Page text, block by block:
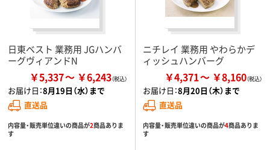
日東ベスト 業務用 JGハンバ
ーグヴィアンドN
￥5,337 ￥6,243
お届け日：8月19日（水）まで
直送品
内容量・販売単位違いの商品が2商品ありま
す
ニチレイ 業務用 やわらかデ
ィッシュハンバーグ
￥4,371 ￥8,160
お届け日：8月20日（木）まで
直送品
内容量・販売単位違いの商品が4商品ありま
す